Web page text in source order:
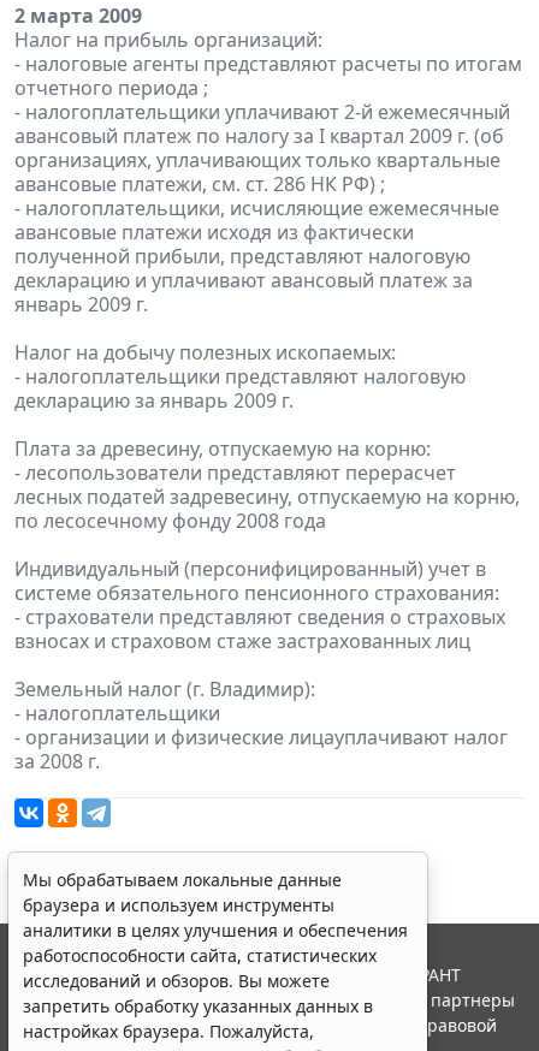
2 марта 2009
Налог на прибыль организаций:
- налоговые агенты представляют расчеты по итогам
отчетного периода ;
- налогоплательщики уплачивают 2-й ежемесячный
авансовый платеж по налогу за I квартал 2009 г. (об
организациях, уплачивающих только квартальные
авансовые платежи, см. ст. 286 НК РФ) ;
- налогоплательщики, исчисляющие ежемесячные
авансовые платежи исходя из фактически
полученной прибыли, представляют налоговую
декларацию и уплачивают авансовый платеж за
январь 2009 г.
Налог на добычу полезных ископаемых:
- налогоплательщики представляют налоговую
декларацию за январь 2009 г.
Плата за древесину, отпускаемую на корню:
- лесопользователи представляют перерасчет
лесных податей задревесину, отпускаемую на корню,
по лесосечному фонду 2008 года
Индивидуальный (персонифицированный) учет в
системе обязательного пенсионного страхования:
- страхователи представляют сведения о страховых
взносах и страховом стаже застрахованных лиц
Земельный налог (г. Владимир):
- налогоплательщики
- организации и физические лицауплачивают налог
за 2008 г.
Мы обрабатываем локальные данные
браузера и используем инструменты
аналитики в целях улучшения и обеспечения
работоспособности сайта, статистических
исследований и обзоров. Вы можете
запретить обработку указанных данных в
настройках браузера. Пожалуйста,
© ООО "НПП "ГАРАНТ-СЕРВИС", 2026. Система ГАРАНТ
выпускается с 1990 года. Компания "Гарант" и ее партнеры
являются участниками Российской ассоциации правовой